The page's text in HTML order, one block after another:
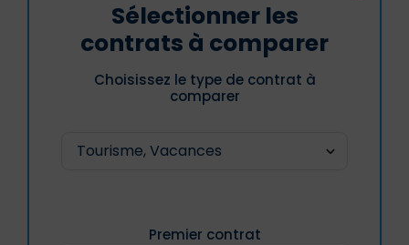
Sélectionner les
contrats à comparer
Choisissez le type de contrat à
comparer
Premier contrat